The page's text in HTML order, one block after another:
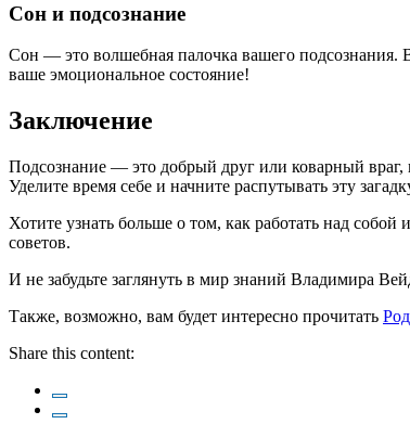
Сон и подсознание
Сон — это волшебная палочка вашего
ваше эмоциональное состояние!
Заключение
Подсознание — это добрый друг или коварный враг,
Уделите время себе и начните распутывать эту
Хотите узнать больше о том, как работать над собой
советов.
И не забудьте заглянуть в мир знаний Владимира
Также, возможно, вам будет интересно прочитать
Share this content: